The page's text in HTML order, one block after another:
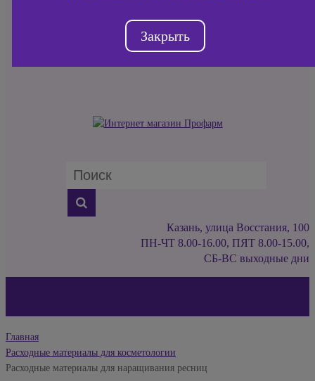
+7 (843) 2-507-607
Казань, улица Восстания, 100
ПН-ЧТ 8.00-16.00, ПЯТ 8.00-15.00,
СБ-ВС выходные дни
Главная
Расходные материалы для косметологии
Расходные материалы для наращивания ресниц
Закрыть